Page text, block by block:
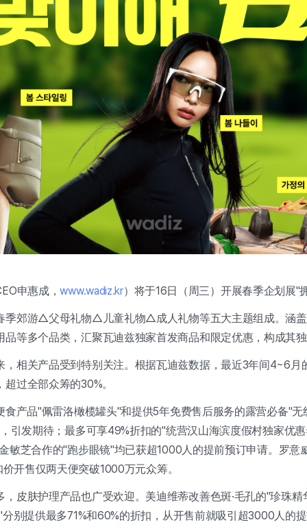
申惠成，www.wadiz.kr）将于16日（周三）开展春季企划展"
郊游△父母礼物△儿童礼物△成人礼物等五大主题组成。涵盖
品等多个品类，汇聚瓦迪兹独家首发商品和限定优惠，构成其
相关产品受到特别关注。根据瓦迪兹数据，最近3年间4~6月
过全部众筹的30%。
食产品"佩雷洛橄榄罐头"和提供5年免费售后服务的露营必备"
引发期待；最多可享49%折扣的"统营汉山海滨度假村独家优
敏芝合作的"跑步眼镜"均已获超1000人的提前预订申请。罗意
开售仅两天便突破1000万元众筹。
，皮肤护理产品也广受欢迎。美迪维蒂改善色斑·毛孔的"珍珠
别提供最多71%和60%的折扣，从开售前就吸引超3000人的